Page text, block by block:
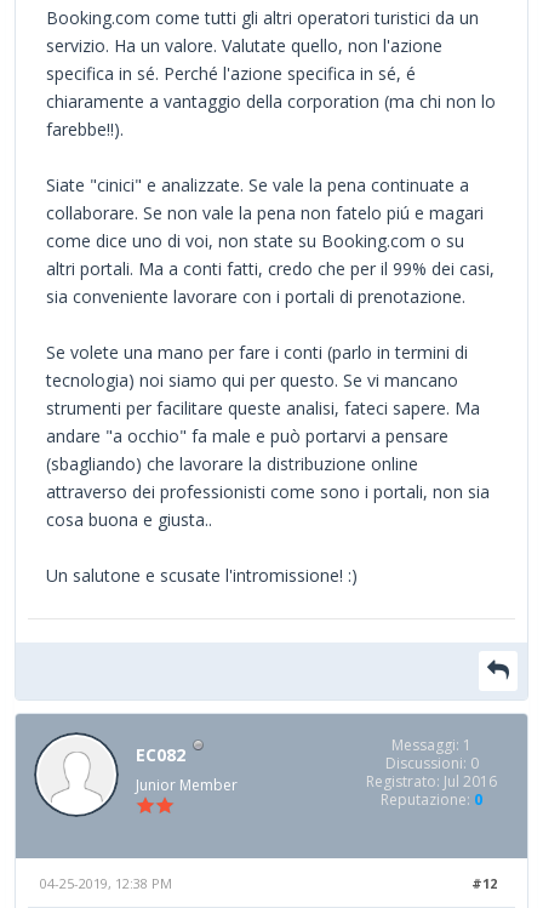
Booking.com come tutti gli altri operatori turistici da un
servizio. Ha un valore. Valutate quello, non l'azione
specifica in sé. Perché l'azione specifica in sé, é
chiaramente a vantaggio della corporation (ma chi non lo
farebbe!!).
Siate "cinici" e analizzate. Se vale la pena continuate a
collaborare. Se non vale la pena non fatelo piú e magari
come dice uno di voi, non state su Booking.com o su
altri portali. Ma a conti fatti, credo che per il 99% dei casi,
sia conveniente lavorare con i portali di prenotazione.
Se volete una mano per fare i conti (parlo in termini di
tecnologia) noi siamo qui per questo. Se vi mancano
strumenti per facilitare queste analisi, fateci sapere. Ma
andare "a occhio" fa male e può portarvi a pensare
(sbagliando) che lavorare la distribuzione online
attraverso dei professionisti come sono i portali, non sia
cosa buona e giusta..
Un salutone e scusate l'intromissione! :)
EC082
Junior Member
Messaggi: 1
Discussioni: 0
Registrato: Jul 2016
Reputazione: 0
#12
04-25-2019, 12:38 PM